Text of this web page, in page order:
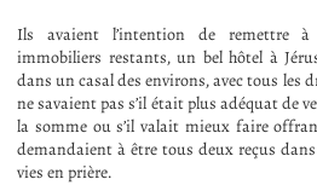
Ils avaient l’intention de remettre
immobiliers restants, un bel hôtel à
dans un casal des environs, avec tous les
ne savaient pas s’il était plus adéquat de
la somme ou s’il valait mieux faire
demandaient à être tous deux reçus
vies en prière.